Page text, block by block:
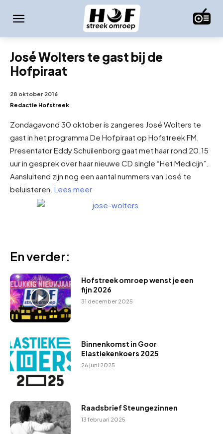
José Wolters te gast bij de
Hofpiraat
28 oktober 2016
Redactie Hofstreek
Zondagavond 30 oktober is zangeres José Wolters te
gast in het programma De Hofpiraat op Hofstreek FM.
Presentator Eddy Schuilenborg gaat met haar rond 20.15
uur in gesprek over haar nieuwe CD single “Het Medicijn”.
Aansluitend zijn nog een aantal nummers van José te
beluisteren. Lees meer
En verder:
Hofstreek omroep wenst je een
fijn 2026
31 december 2025
Binnenkomst in Goor
Elastiekenkoers 2025
26 juni 2025
Raadsbrief Steungezinnen
13 februari 2025